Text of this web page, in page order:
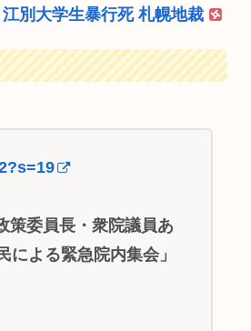
別大学生暴行死 札幌地裁
委員長・衆院議員あ
よる緊急院内集会」